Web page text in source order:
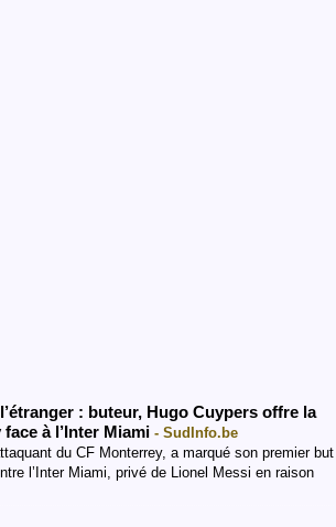
: buteur, Hugo Cuypers offre la
à l’Inter Miami - SudInfo.be
du CF Monterrey, a marqué son premier but
l’Inter Miami, privé de Lionel Messi en raison